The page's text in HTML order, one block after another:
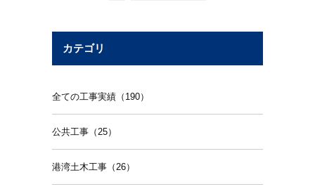
カテゴリ
全ての工事実績（190）
公共工事（25）
港湾土木工事（26）